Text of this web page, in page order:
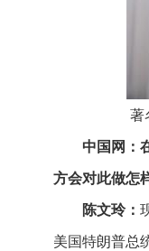
著
中国网：在
方会对此做怎
陈文玲：
美国特朗普总